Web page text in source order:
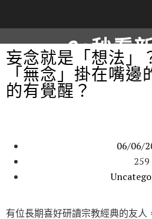
60秒看
柿子文
妄念就是「想法」
「無念」掛在嘴
的有覺醒？
06/06/
259
有位長期喜好研讀宗教經典的友人